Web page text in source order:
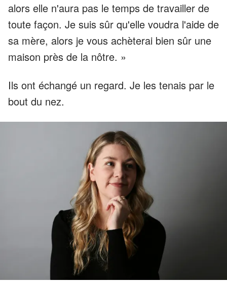
alors elle n'aura pas le temps de travailler de
toute façon. Je suis sûr qu'elle voudra l'aide de
sa mère, alors je vous achèterai bien sûr une
maison près de la nôtre. »
Ils ont échangé un regard. Je les tenais par le
bout du nez.